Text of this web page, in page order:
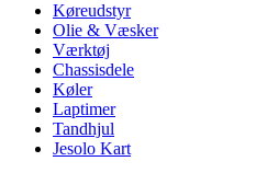
Køreudstyr
Olie & Væsker
Værktøj
Chassisdele
Køler
Laptimer
Tandhjul
Jesolo Kart